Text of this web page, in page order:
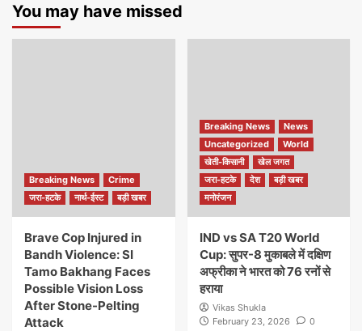
You may have missed
Breaking News
Crime
जरा-हटके
नार्थ-ईस्ट बड़ी खबर
Brave Cop Injured in
Bandh Violence: SI
Tamo Bakhang Faces
Possible Vision Loss
After Stone-Pelting
Attack
Breaking News
News
Uncategorized
World
खेती-किसानी
खेल जगत
जरा-हटके
देश
बड़ी खबर
मनोरंजन
IND vs SA T20 World
Cup: सुपर-8 मुकाबले में दक्षिण
अफ्रीका ने भारत को 76 रनों से
हराया
Vikas Shukla
February 23, 2026
0